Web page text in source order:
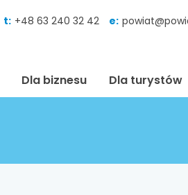
t: +48 63 240 32 42 e:
Dla biznesu Dla turystów